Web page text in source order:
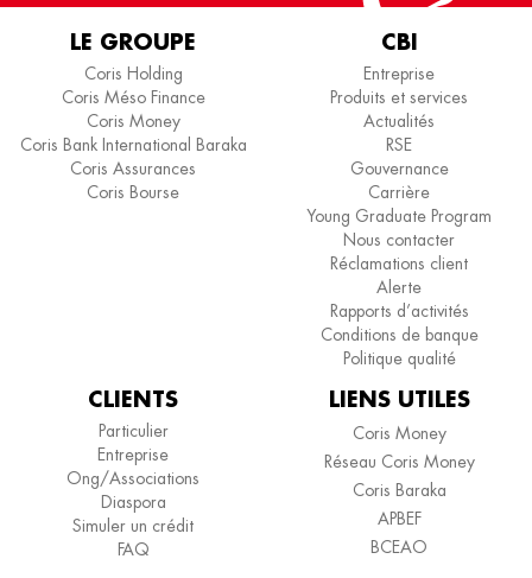
LE GROUPE
Coris Holding
Coris Méso Finance
Coris Money
Coris Bank International Baraka
Coris Assurances
Coris Bourse
CBI
Entreprise
Produits et services
Actualités
RSE
Gouvernance
Carrière
Young Graduate Program
Nous contacter
Réclamations client
Alerte
Rapports d’activités
Conditions de banque
Politique qualité
CLIENTS
Particulier
Entreprise
Ong/Associations
Diaspora
Simuler un crédit
FAQ
LIENS UTILES
Coris Money
Réseau Coris Money
Coris Baraka
APBEF
BCEAO